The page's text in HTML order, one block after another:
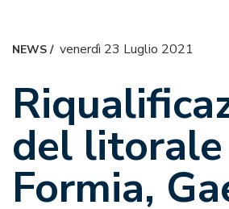
NEWS/ venerdì 23 Luglio 2021
del
Formia,